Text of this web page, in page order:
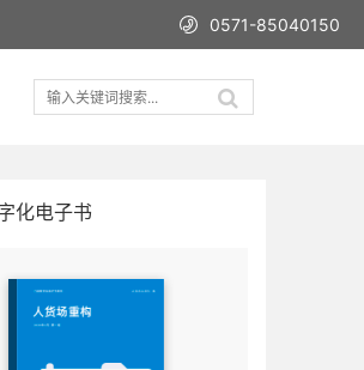
0571-85040150
化电子书